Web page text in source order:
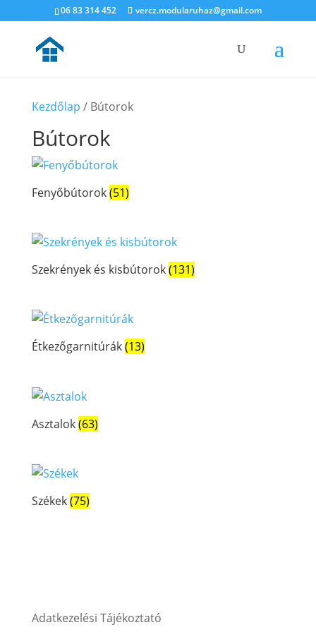
06 83 314 452 vercz.modularuhaz@gmail.com
Kezdőlap / Bútorok
Bútorok
Fenyőbútorok(51)
Szekrények és kisbútorok(131)
Étkezőgarnitúrák(13)
Asztalok(63)
Székek(75)
Adatkezelési Tájékoztató